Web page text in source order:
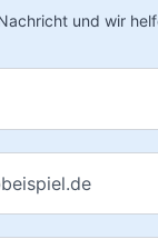
und wir